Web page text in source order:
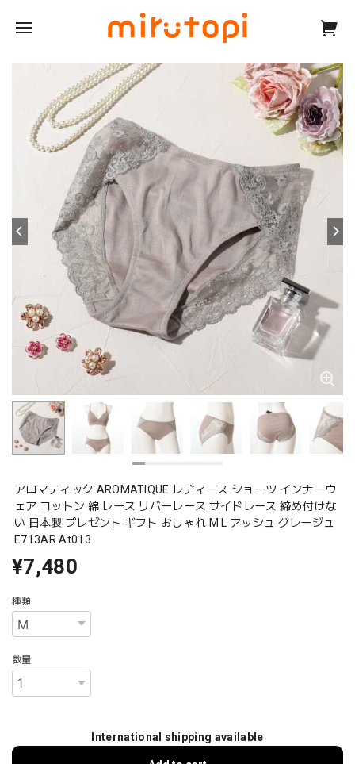
アロマティック AROMATIQUE レディース ショーツ インナーウ
ェア コットン 綿 レース リバーレース サイドレース 締め付けな
い 日本製 プレゼント ギフト おしゃれ M L アッシュ グレージュ
E713AR At013
¥7,480
種類
数量
International shipping available